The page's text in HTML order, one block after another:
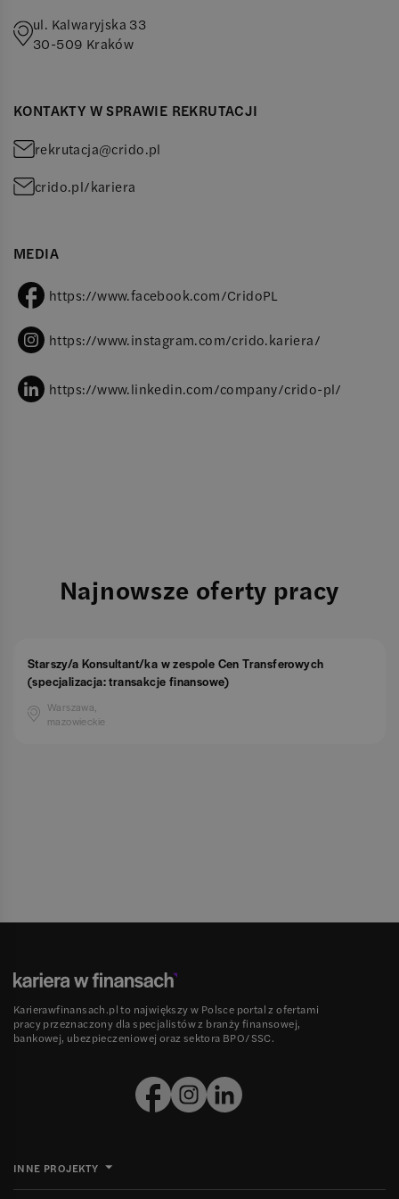
ul. Kalwaryjska 33
30-509 Kraków
KONTAKTY W SPRAWIE REKRUTACJI
rekrutacja@crido.pl
crido.pl/kariera
MEDIA
https://www.facebook.com/CridoPL
https://www.instagram.com/crido.kariera/
https://www.linkedin.com/company/crido-pl/
Najnowsze oferty pracy
Starszy/a Konsultant/ka w zespole Cen Transferowych
(specjalizacja: transakcje finansowe)
Warszawa,
mazowieckie
Karierawfinansach.pl to największy w Polsce portal z ofertami
pracy przeznaczony dla specjalistów z branży finansowej,
bankowej, ubezpieczeniowej oraz sektora BPO/SSC.
INNE PROJEKTY